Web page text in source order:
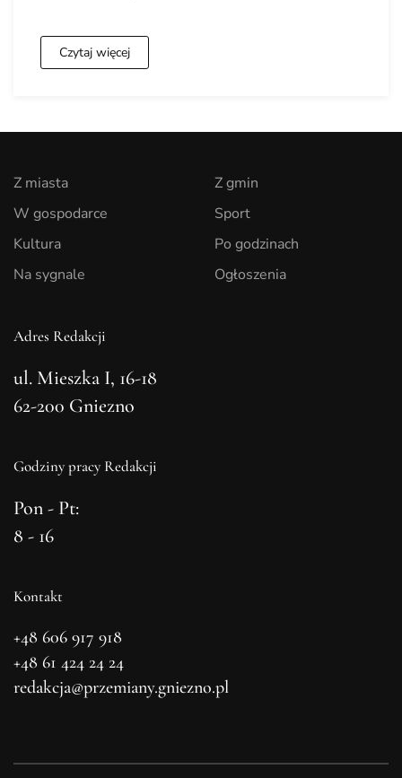
Czytaj więcej
Z miasta
W gospodarce
Kultura
Na sygnale
Z gmin
Sport
Po godzinach
Ogłoszenia
Adres Redakcji
ul. Mieszka I, 16-18
62-200 Gniezno
Godziny pracy Redakcji
Pon - Pt:
8 - 16
Kontakt
+48 606 917 918
+48 61 424 24 24
redakcja@przemiany.gniezno.pl